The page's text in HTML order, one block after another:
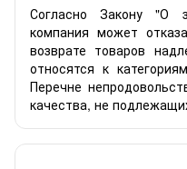
Согласно Закону "О
компания может
возврате товаров
относятся к
Перечне
качества, не